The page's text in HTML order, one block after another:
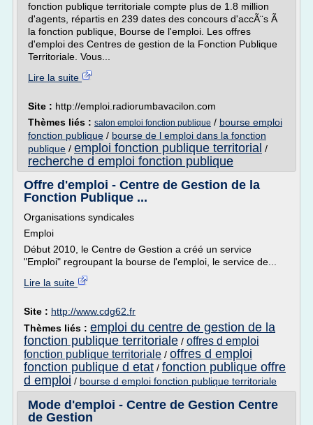
fonction publique territoriale compte plus de 1.8 million
d'agents, répartis en 239 dates des concours d'accÃ¨s Ã
la fonction publique, Bourse de l'emploi. Les offres
d'emploi des Centres de gestion de la Fonction Publique
Territoriale. Vous...
Lire la suite
Site : http://emploi.radiorumbavacilon.com
Thèmes liés : salon emploi fonction publique / bourse emploi
fonction publique / bourse de l emploi dans la fonction
publique / emploi fonction publique territorial /
recherche d emploi fonction publique
Offre d'emploi - Centre de Gestion de la
Fonction Publique ...
Organisations syndicales
Emploi
Début 2010, le Centre de Gestion a créé un service
"Emploi" regroupant la bourse de l'emploi, le service de...
Lire la suite
Site : http://www.cdg62.fr
Thèmes liés : emploi du centre de gestion de la
fonction publique territoriale / offres d emploi
fonction publique territoriale / offres d emploi
fonction publique d etat / fonction publique offre
d emploi / bourse d emploi fonction publique territoriale
Mode d'emploi - Centre de Gestion Centre
de Gestion